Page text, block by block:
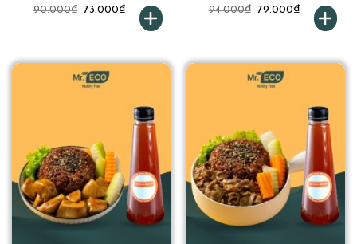
90.000₫ 73.000₫ 94.000₫ 79.000₫